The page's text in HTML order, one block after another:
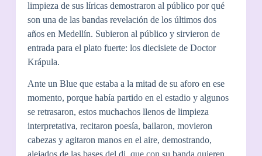
limpieza de sus líricas demostraron al público por qué
son una de las bandas revelación de los últimos dos
años en Medellín. Subieron al público y sirvieron de
entrada para el plato fuerte: los diecisiete de Doctor
Krápula.
Ante un Blue que estaba a la mitad de su aforo en ese
momento, porque había partido en el estadio y algunos
se retrasaron, estos muchachos llenos de limpieza
interpretativa, recitaron poesía, bailaron, movieron
cabezas y agitaron manos en el aire, demostrando,
alejados de las bases del dj, que con su banda quieren